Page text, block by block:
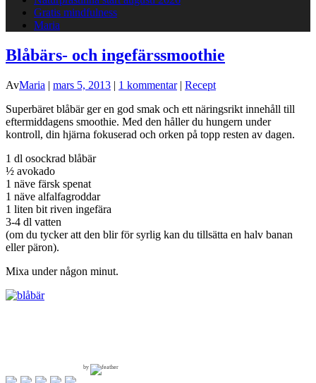
Gratis mindfulness
Maria
Blåbärs- och ingefärssmoothie
AvMaria | mars 5, 2013 | 1 kommentar| Recept
Superbäret blåbär ger en god smak och ett näringsrikt innehåll till
eftermiddagens smoothie. Med den håller du hungern under
kontroll, din hjärna fokuserad och orken på topp resten av dagen.
1 dl osockrad blåbär
½ avokado
1 näve färsk spenat
1 näve alfalfagroddar
1 liten bit riven ingefära
3-4 dl vatten
(om du tycker att den blir för syrlig kan du tillsätta en halv banan
eller päron).
Mixa under någon minut.
by